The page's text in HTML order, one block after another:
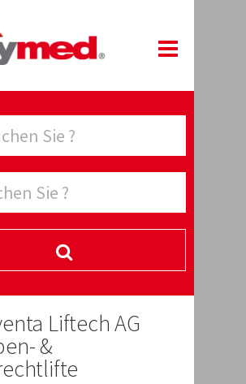
Liftech AG
&